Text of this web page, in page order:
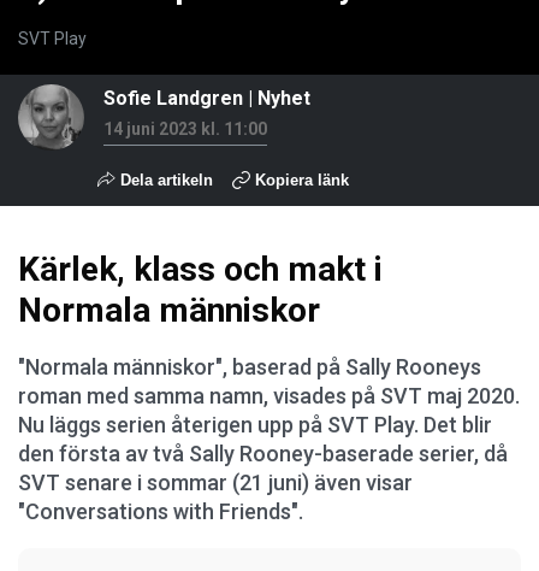
SVT Play
Sofie Landgren | Nyhet
14 juni 2023 kl. 11:00
Dela artikeln Kopiera länk
Kärlek, klass och makt i
Normala människor
"Normala människor", baserad på Sally Rooneys
roman med samma namn, visades på SVT maj 2020.
Nu läggs serien återigen upp på SVT Play. Det blir
den första av två Sally Rooney-baserade serier, då
SVT senare i sommar (21 juni) även visar
"Conversations with Friends".